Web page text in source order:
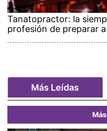
Tanatopractor: la
profesión de preparar
Más Leídas